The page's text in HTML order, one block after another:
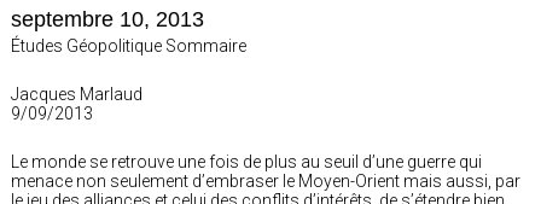
septembre 10, 2013
Études Géopolitique Sommaire
Jacques Marlaud
9/09/2013
Le monde se retrouve une fois de plus au seuil d’une guerre qui
menace non seulement d’embraser le Moyen-Orient mais aussi, par
le jeu des alliances et celui des conflits d’intérêts, de s’étendre bien